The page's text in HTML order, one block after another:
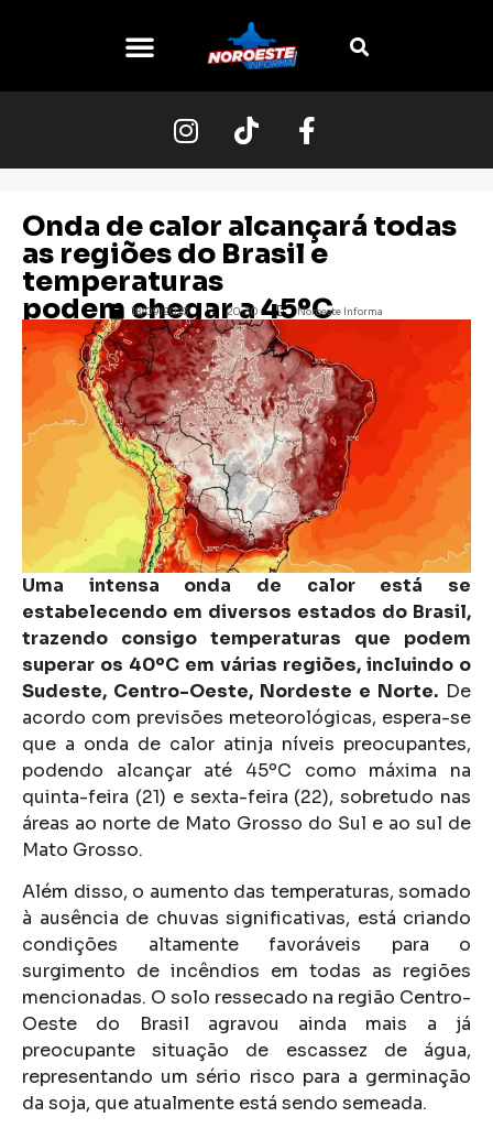
Onda de calor alcançará todas
as regiões do Brasil e
temperaturas
podem chegar a 45ºC
18/09/2023 20:30 Noroeste Informa
Uma intensa onda de calor está se
estabelecendo em diversos estados do Brasil,
trazendo consigo temperaturas que podem
superar os 40ºC em várias regiões, incluindo o
Sudeste, Centro-Oeste, Nordeste e Norte. De
acordo com previsões meteorológicas, espera-se
que a onda de calor atinja níveis preocupantes,
podendo alcançar até 45ºC como máxima na
quinta-feira (21) e sexta-feira (22), sobretudo nas
áreas ao norte de Mato Grosso do Sul e ao sul de
Mato Grosso.
Além disso, o aumento das temperaturas, somado
à ausência de chuvas significativas, está criando
condições altamente favoráveis para o
surgimento de incêndios em todas as regiões
mencionadas. O solo ressecado na região Centro-
Oeste do Brasil agravou ainda mais a já
preocupante situação de escassez de água,
representando um sério risco para a germinação
da soja, que atualmente está sendo semeada.